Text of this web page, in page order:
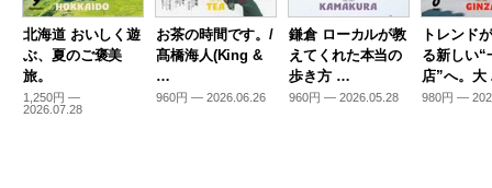
北海道 おいしく遊
ぶ、夏のご褒美
旅。
1,250円 —
2026.07.28
お茶の時間です。/
髙橋海人(King &
…
960円 — 2026.06.26
鎌倉 ローカルが教
えてくれた本当の
歩き方 …
960円 — 2026.05.28
トレンド
る新しい“
店”へ。
980円 —